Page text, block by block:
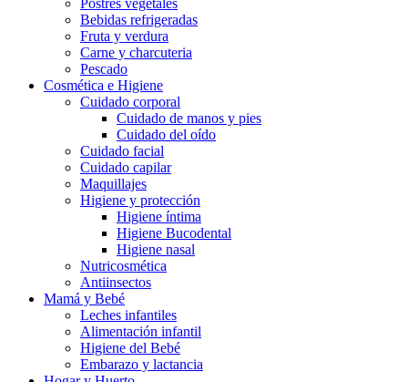
Postres vegetales
Bebidas refrigeradas
Fruta y verdura
Carne y charcuteria
Pescado
Cosmética e Higiene
Cuidado corporal
Cuidado de manos y pies
Cuidado del oído
Cuidado facial
Cuidado capilar
Maquillajes
Higiene y protección
Higiene íntima
Higiene Bucodental
Higiene nasal
Nutricosmética
Antiinsectos
Mamá y Bebé
Leches infantiles
Alimentación infantil
Higiene del Bebé
Embarazo y lactancia